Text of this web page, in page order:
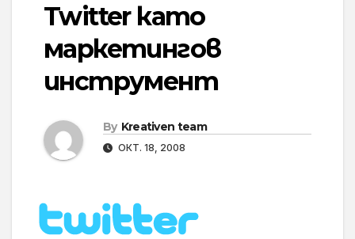
Twitter като
маркетингов
инструмент
By Kreativen team
ОКТ. 18, 2008